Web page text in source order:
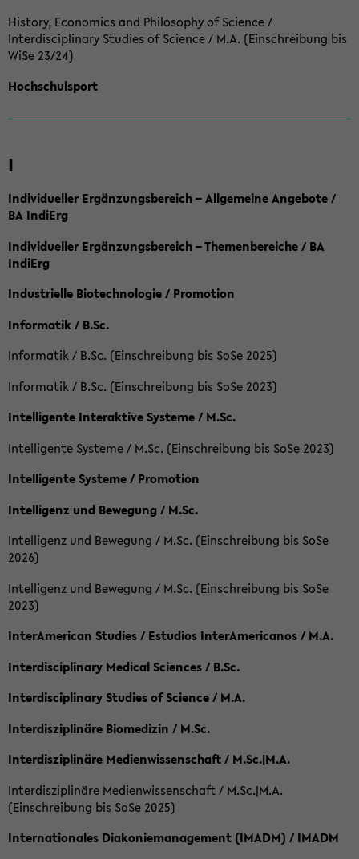
History, Economics and Philosophy of Science /
Interdisciplinary Studies of Science / M.A. (Einschreibung bis
WiSe 23/24)
Hochschulsport
I
Individueller Ergänzungsbereich – Allgemeine Angebote /
BA IndiErg
Individueller Ergänzungsbereich – Themenbereiche / BA
IndiErg
Industrielle Biotechnologie / Promotion
Informatik / B.Sc.
Informatik / B.Sc. (Einschreibung bis SoSe 2025)
Informatik / B.Sc. (Einschreibung bis SoSe 2023)
Intelligente Interaktive Systeme / M.Sc.
Intelligente Systeme / M.Sc. (Einschreibung bis SoSe 2023)
Intelligente Systeme / Promotion
Intelligenz und Bewegung / M.Sc.
Intelligenz und Bewegung / M.Sc. (Einschreibung bis SoSe
2026)
Intelligenz und Bewegung / M.Sc. (Einschreibung bis SoSe
2023)
InterAmerican Studies / Estudios InterAmericanos / M.A.
Interdisciplinary Medical Sciences / B.Sc.
Interdisciplinary Studies of Science / M.A.
Interdisziplinäre Biomedizin / M.Sc.
Interdisziplinäre Medienwissenschaft / M.Sc.|M.A.
Interdisziplinäre Medienwissenschaft / M.Sc.|M.A.
(Einschreibung bis SoSe 2025)
Internationales Diakoniemanagement (IMADM) / IMADM